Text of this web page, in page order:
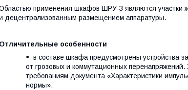
применения шкафов ШРУ-З являются участки
децентрализованным размещением аппаратуры.
особенности
в составе шкафа предусмотрены устройства
от грозовых и коммутационных
требованиям документа «Характеристики
нормы»;